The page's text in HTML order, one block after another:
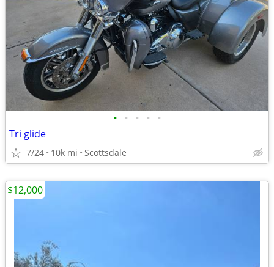
• • • • •
Tri glide
7/24 10k mi Scottsdale
$12,000